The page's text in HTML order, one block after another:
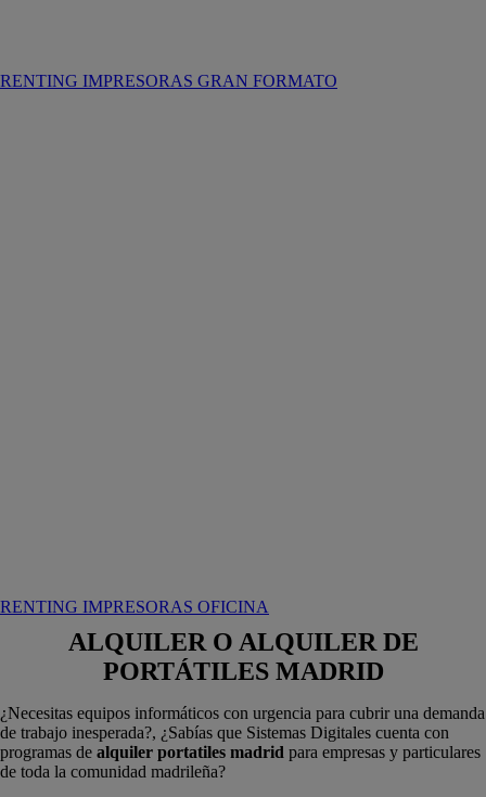
RENTING IMPRESORAS GRAN FORMATO
RENTING IMPRESORAS OFICINA
ALQUILER O ALQUILER DE
PORTÁTILES MADRID
¿Necesitas equipos informáticos con urgencia para cubrir una demanda
de trabajo inesperada?, ¿Sabías que Sistemas Digitales cuenta con
programas de alquiler portatiles madrid para empresas y particulares
de toda la comunidad madrileña?